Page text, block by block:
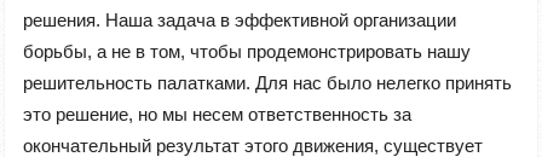
решения. Наша задача в эффективной организации
борьбы, а не в том, чтобы продемонстрировать нашу
решительность палатками. Для нас было нелегко принять
это решение, но мы несем ответственность за
окончательный результат этого движения, существует